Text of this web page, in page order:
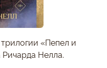
«Пепел и
Ричарда Нелла.